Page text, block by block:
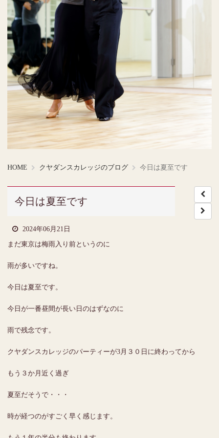
HOME クヤダンスカレッジのブログ 今日は夏至です
今日は夏至です
2024年06月21日
まだ東京は梅雨入り前というのに
雨が多いですね。
今日は夏至です。
今日が一番昼間が長い日のはずなのに
雨で残念です。
クヤダンスカレッジのパーティーが3月３０日に終わってから
もう３か月近く過ぎ
夏至だそうで・・・
時が経つのがすごく早く感じます。